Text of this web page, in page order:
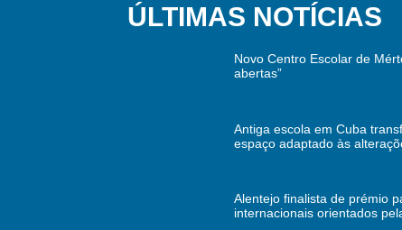
ÚLTIMAS NOTÍCIAS
Novo Centro Escolar de
abertas”
Antiga escola em Cuba
espaço adaptado às
Alentejo finalista de prémio
internacionais orientados